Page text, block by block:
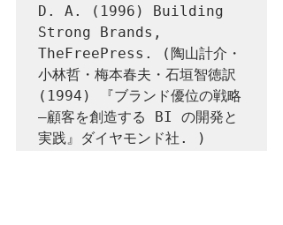
D. A. (1996) Building
Strong Brands,
TheFreePress. (陶山計介・
小林哲・梅本春夫・石垣智徳訳
(1994) 『ブランド優位の戦略
―顧客を創造する BI の開発と
実践』ダイヤモンド社. )